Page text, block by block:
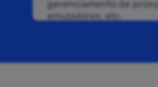
gerenciamento de proxy,
emuladores, etc.